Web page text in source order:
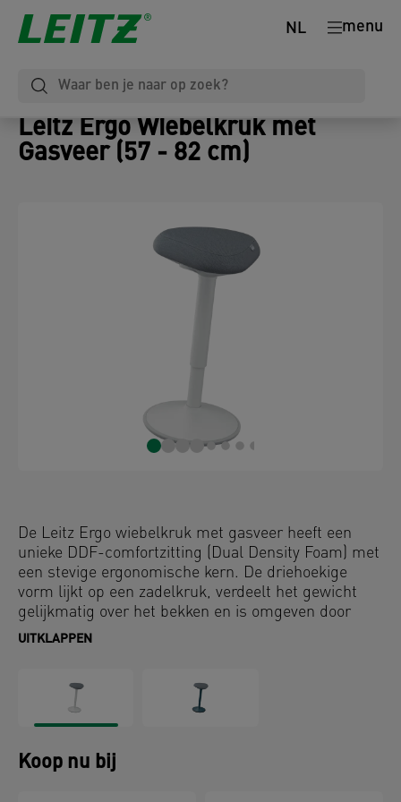
menu
NL
Leitz Ergo Wiebelkruk met
Gasveer (57 - 82 cm)
De Leitz Ergo wiebelkruk met gasveer heeft een
unieke DDF-comfortzitting (Dual Density Foam) met
een stevige ergonomische kern. De driehoekige
vorm lijkt op een zadelkruk, verdeelt het gewicht
gelijkmatig over het bekken en is omgeven door
zacht schuim om de druk op de dijen en benen te
of volledig te zitten. Dit stimuleert gebruikers om
meer rechtop te zitten en biedt een
ultracomfortabele zitervaring die lijkt op een
zitkussen. Deze in hoogte verstelbare ergonomische
kruk is ontwikkeld in samenwerking met het
UITKLAPPEN
Koop nu bij